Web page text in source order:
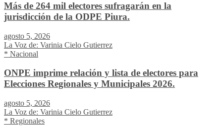
Más de 264 mil electores sufragarán en la
jurisdicción de la ODPE Piura.
agosto 5, 2026
La Voz de: Varinia Cielo Gutierrez
* Nacional
ONPE imprime relación y lista de electores para
Elecciones Regionales y Municipales 2026.
agosto 5, 2026
La Voz de: Varinia Cielo Gutierrez
* Regionales